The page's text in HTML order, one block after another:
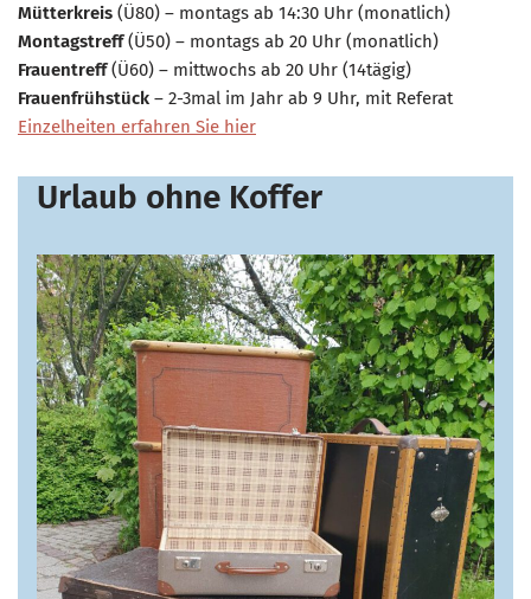
Mütterkreis (Ü80) – montags ab 14:30 Uhr (monatlich)
Montagstreff(Ü50) – montags ab 20 Uhr (monatlich)
Frauentreff(Ü60) – mittwochs ab 20 Uhr (14tägig)
Frauenfrühstück – 2-3mal im Jahr ab 9 Uhr, mit Referat
Einzelheiten erfahren Sie hier
Urlaub ohne Koffer